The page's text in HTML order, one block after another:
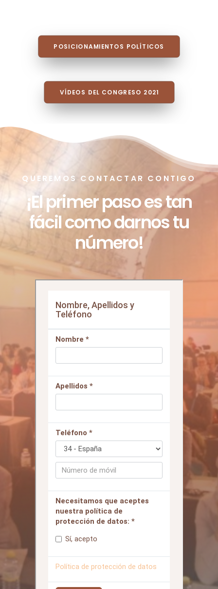
POSICIONAMIENTOS POLÍTICOS
QUEREMOS CONTACTAR CONTIGO
¡El primer paso es tan
fácil como darnos tu
número!